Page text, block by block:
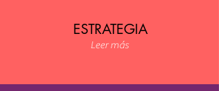
ESTRATEGIA
Leer más